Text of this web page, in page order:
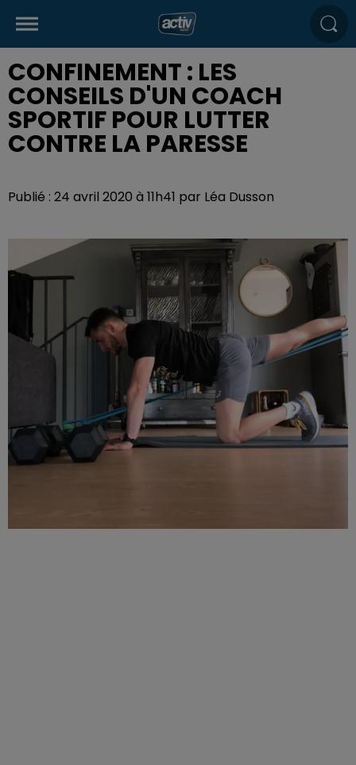
CONFINEMENT : LES
CONSEILS D'UN COACH
SPORTIF POUR LUTTER
CONTRE LA PARESSE
Publié : 24 avril 2020 à 11h41 par Léa Dusson